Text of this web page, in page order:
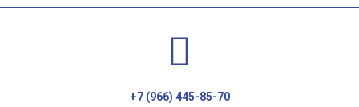
+7 (966) 445-85-70